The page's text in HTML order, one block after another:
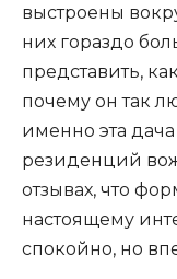
выстроены
них гораздо
представить,
почему он так
именно эта дача
резиденций
отзывах, что
настоящему
спокойно, но